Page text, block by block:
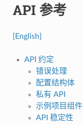
API 参考
[English]
API 约定
错误处理
配置结构体
私有 API
示例项目组件
API 稳定性